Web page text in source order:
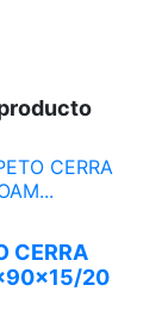
CERRA
20